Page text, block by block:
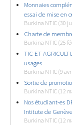
Monnaies
essai de mise en
Burkina NTIC (30
Charte de
Burkina NTIC (25
TIC ET
usages
Burkina NTIC (9
Sortie de
Burkina NTIC (12
Nos étudiant-es
Intitute de Genève
Burkina NTIC (12